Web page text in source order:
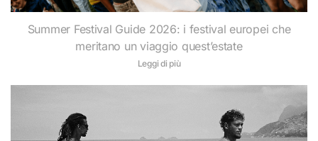
Summer Festival Guide 2026: i festival europei che
meritano un viaggio quest’estate
Leggi di più